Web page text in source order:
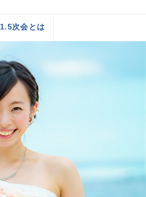
1.5次会とは